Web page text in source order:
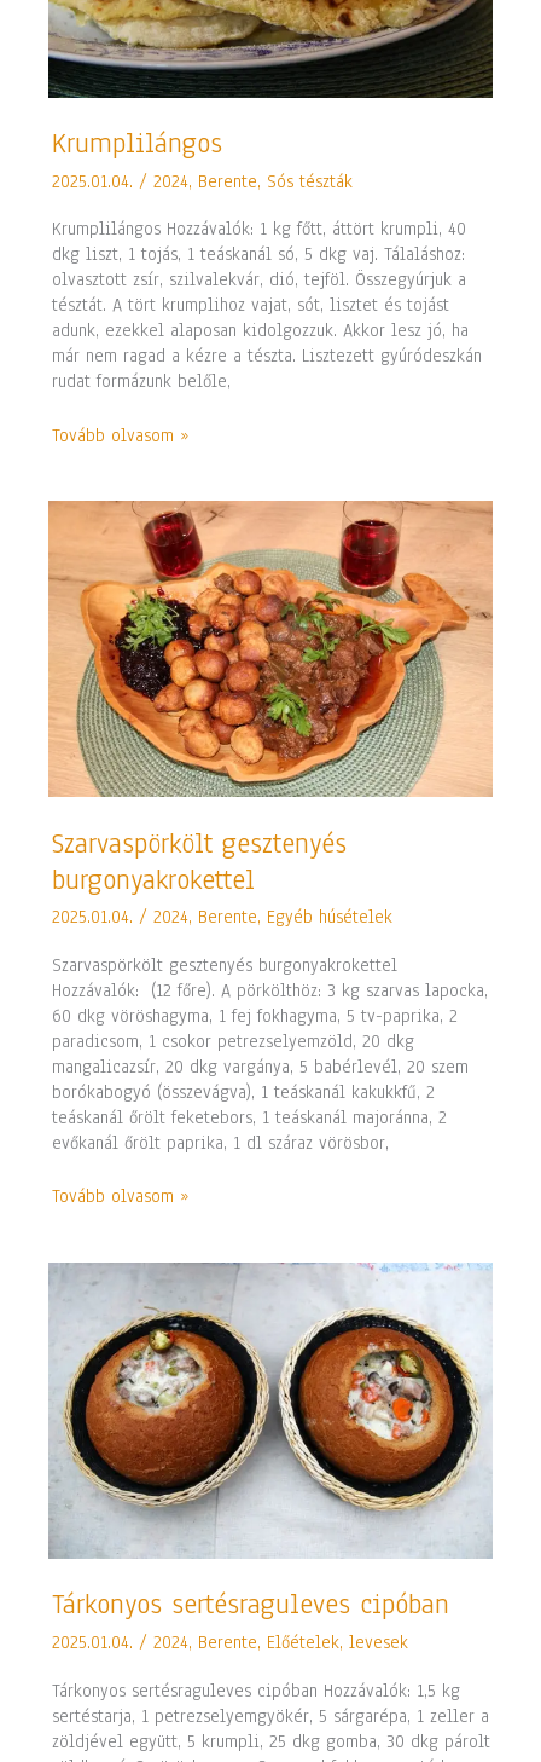
Krumplilángos
2025.01.04. /2024, Berente, Sós tészták
Krumplilángos Hozzávalók: 1 kg főtt, áttört krumpli, 40
dkg liszt, 1 tojás, 1 teáskanál só, 5 dkg vaj. Tálaláshoz:
olvasztott zsír, szilvalekvár, dió, tejföl. Összegyúrjuk a
tésztát. A tört krumplihoz vajat, sót, lisztet és tojást
adunk, ezekkel alaposan kidolgozzuk. Akkor lesz jó, ha
már nem ragad a kézre a tészta. Lisztezett gyúródeszkán
rudat formázunk belőle,
Krumplilángos
Tovább olvasom »
Szarvaspörkölt gesztenyés
burgonyakrokettel
2025.01.04./2024, Berente, Egyéb húsételek
Szarvaspörkölt gesztenyés burgonyakrokettel
Hozzávalók: (12 főre). A pörkölthöz: 3 kg szarvas lapocka,
60 dkg vöröshagyma, 1 fej fokhagyma, 5 tv-paprika, 2
paradicsom, 1 csokor petrezselyemzöld, 20 dkg
mangalicazsír, 20 dkg vargánya, 5 babérlevél, 20 szem
borókabogyó (összevágva), 1 teáskanál kakukkfű, 2
teáskanál őrölt feketebors, 1 teáskanál majoránna, 2
evőkanál őrölt paprika, 1 dl száraz vörösbor,
Szarvaspörkölt
burgonyakrokettel
Tovább olvasom »
Tárkonyos sertésraguleves cipóban
2025.01.04./2024, Berente, Előételek, levesek
Tárkonyos sertésraguleves cipóban Hozzávalók: 1,5 kg
sertéstarja, 1 petrezselyemgyökér, 5 sárgarépa, 1 zeller a
zöldjével együtt, 5 krumpli, 25 dkg gomba, 30 dkg párolt
Tárkonyos
sertésraguleves
cipóban